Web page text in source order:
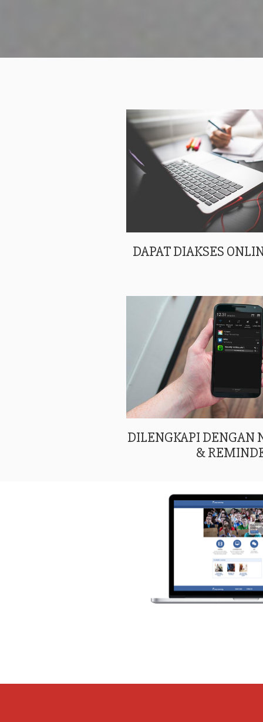
DAPAT DIAKSES
DILENGKAPI DENGAN
&